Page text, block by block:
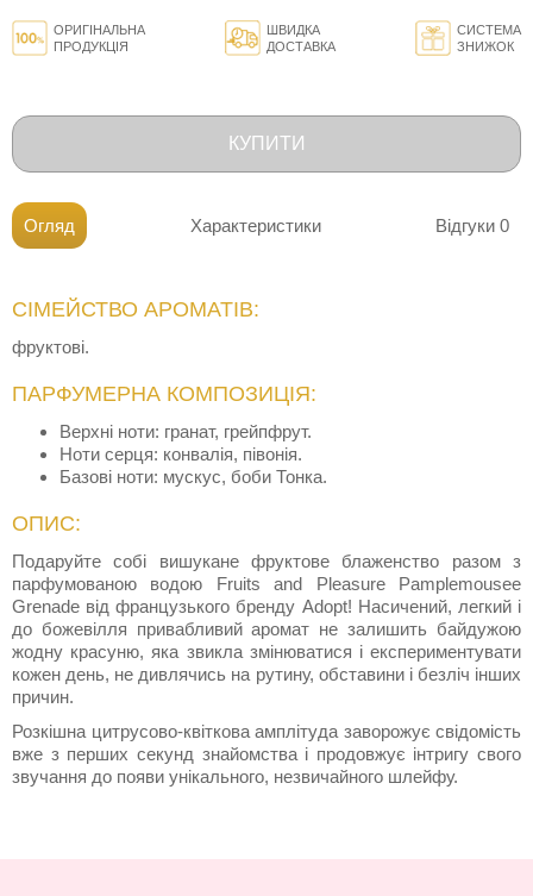
ОРИГІНАЛЬНА
ПРОДУКЦІЯ
ШВИДКА
ДОСТАВКА
СИСТЕМА
ЗНИЖОК
КУПИТИ
Огляд Характеристики Відгуки 0
СІМЕЙСТВО АРОМАТІВ:
фруктові.
ПАРФУМЕРНА КОМПОЗИЦІЯ:
Верхні ноти: гранат, грейпфрут.
Ноти серця: конвалія, півонія.
Базові ноти: мускус, боби Тонка.
ОПИС:
Подаруйте собі вишукане фруктове блаженство разом з
парфумованою водою Fruits and Pleasure Pamplemousee
Grenade від французького бренду Adopt! Насичений, легкий і
до божевілля привабливий аромат не залишить байдужою
жодну красуню, яка звикла змінюватися і експериментувати
кожен день, не дивлячись на рутину, обставини і безліч інших
причин.
Розкішна цитрусово-квіткова амплітуда заворожує свідомість
вже з перших секунд знайомства і продовжує інтригу свого
звучання до появи унікального, незвичайного шлейфу.